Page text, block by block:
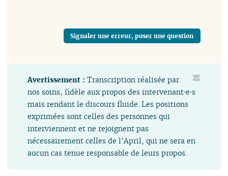
Signaler une erreur, poser une question
Avertissement :Transcription réalisée par
nos soins, fidèle aux propos des intervenant⋅e⋅s
mais rendant le discours fluide. Les positions
exprimées sont celles des personnes qui
interviennent et ne rejoignent pas
nécessairement celles de l'April, qui ne sera en
aucun cas tenue responsable de leurs propos.